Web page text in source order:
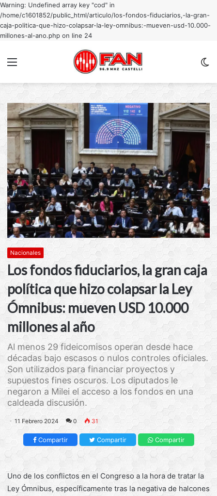
Warning: Undefined array key "cod" in
/home/c1601852/public_html/articulo/los-fondos-fiduciarios,-la-gran-
caja-politica-que-hizo-colapsar-la-ley-omnibus:-mueven-usd-10.000-
millones-al-ano.php on line 24
Nacionales
Los fondos fiduciarios, la gran caja
política que hizo colapsar la Ley
Ómnibus: mueven USD 10.000
millones al año
Al menos 29 fideicomisos operan desde hace
décadas bajo escasos o nulos controles oficiales.
Son utilizados para financiar proyectos y
supuestos fines oscuros. Los diputados le
negaron a Milei el acceso a los fondos en una
caldeada discusión.
11 Febrero 2024 0 31
Compartir Compartir Compartir
Uno de los conflictos en el Congreso a la hora de tratar la
Ley Ómnibus, específicamente tras la negativa de halcones